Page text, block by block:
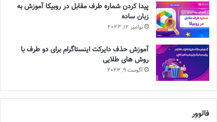
پیدا کردن شماره طرف مقابل در روبیکا آموزش به
زبان ساده
نوامبر 12, 2023
آموزش حذف دایرکت اینستاگرام برای دو طرف با
روش های طلایی
آگوست 9, 2023
فالوور